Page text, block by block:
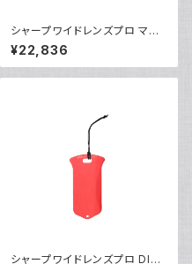
シャープワイドレンズプロ マウ
ントベース フィルターセット [21
559]
¥22,836
シャープワイドレンズプロ DIVE